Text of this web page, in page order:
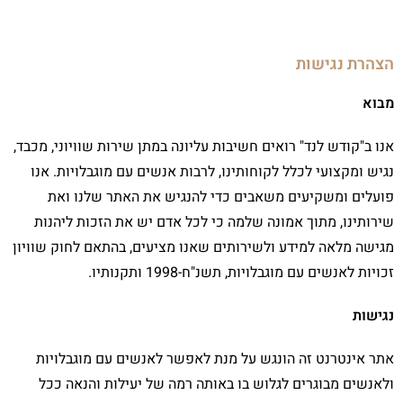
הצהרת נגישות
מבוא
אנו ב"קודש לנד" רואים חשיבות עליונה במתן שירות שוויוני, מכבד,
נגיש ומקצועי לכלל לקוחותינו, לרבות אנשים עם מוגבלויות. אנו
פועלים ומשקיעים משאבים כדי להנגיש את האתר שלנו ואת
שירותינו, מתוך אמונה שלמה כי לכל אדם יש את הזכות ליהנות
מגישה מלאה למידע ולשירותים שאנו מציעים, בהתאם לחוק שוויון
זכויות לאנשים עם מוגבלויות, תשנ"ח-1998 ותקנותיו.
נגישות
אתר אינטרנט זה הונגש על מנת לאפשר לאנשים עם מוגבלויות
ולאנשים מבוגרים לגלוש בו באותה רמה של יעילות והנאה ככל